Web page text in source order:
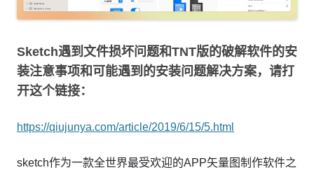
Sketch遇到文件损坏问题和TNT版的破解软件的安
装注意事项和可能遇到的安装问题解决方案，请打
开这个链接：
https://qiujunya.com/article/2019/6/15/5.html
sketch作为一款全世界最受欢迎的APP矢量图制作软件之